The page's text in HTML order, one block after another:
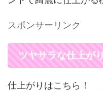
スポンサーリンク
ツヤサラな仕上が
仕上がりはこちら！